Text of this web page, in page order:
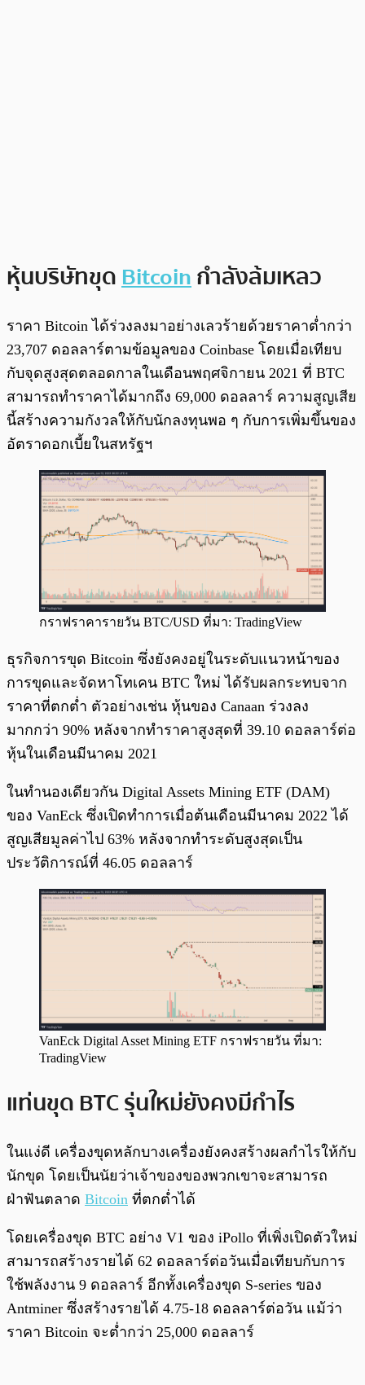
หุ้นบริษัทขุดBitcoinกำลังล้มเหลว
ราคา Bitcoin ได้ร่วงลงมาอย่างเลวร้ายด้วยราคาต่ำกว่า
23,707 ดอลลาร์ตามข้อมูลของ Coinbase โดยเมื่อเทียบ
กับจุดสูงสุดตลอดกาลในเดือนพฤศจิกายน 2021 ที่ BTC
สามารถทำราคาได้มากถึง 69,000 ดอลลาร์ ความสูญเสีย
นี้สร้างความกังวลให้กับนักลงทุนพอ ๆ กับการเพิ่มขึ้นของ
อัตราดอกเบี้ยในสหรัฐฯ
กราฟราคารายวัน BTC/USD ที่มา: TradingView
ธุรกิจการขุด Bitcoin ซึ่งยังคงอยู่ในระดับแนวหน้าของ
การขุดและจัดหาโทเคน BTC ใหม่ ได้รับผลกระทบจาก
ราคาที่ตกต่ำ ตัวอย่างเช่น หุ้นของ Canaan ร่วงลง
มากกว่า 90% หลังจากทำราคาสูงสุดที่ 39.10 ดอลลาร์ต่อ
หุ้นในเดือนมีนาคม 2021
ในทำนองเดียวกัน Digital Assets Mining ETF (DAM)
ของ VanEck ซึ่งเปิดทำการเมื่อต้นเดือนมีนาคม 2022 ได้
สูญเสียมูลค่าไป 63% หลังจากทำระดับสูงสุดเป็น
ประวัติการณ์ที่ 46.05 ดอลลาร์
VanEck Digital Asset Mining ETF กราฟรายวัน ที่มา:
TradingView
แท่นขุด BTC รุ่นใหม่ยังคงมีกำไร
ในแง่ดี เครื่องขุดหลักบางเครื่องยังคงสร้างผลกำไรให้กับ
นักขุด โดยเป็นนัยว่าเจ้าของของพวกเขาจะสามารถ
ฝ่าฟันตลาด Bitcoin ที่ตกต่ำได้
โดยเครื่องขุด BTC อย่าง V1 ของ iPollo ที่เพิ่งเปิดตัวใหม่
สามารถสร้างรายได้ 62 ดอลลาร์ต่อวันเมื่อเทียบกับการ
ใช้พลังงาน 9 ดอลลาร์ อีกทั้งเครื่องขุด S-series ของ
Antminer ซึ่งสร้างรายได้ 4.75-18 ดอลลาร์ต่อวัน แม้ว่า
ราคา Bitcoin จะต่ำกว่า 25,000 ดอลลาร์